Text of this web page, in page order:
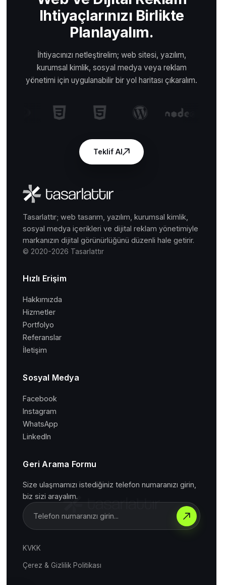
Ihtiyaçlarınızı Birlikte
Planlayalım.
İhtiyacınızı netleştirelim; web sitesi, yazılım,
kurumsal kimlik, sosyal medya veya reklam
yönetimi için uygulanabilir bir yol haritası çıkaralım.
Teklif Al
Tasarlattır; web tasarım, yazılım, kurumsal kimlik,
sosyal medya içerikleri ve dijital reklam yönetimiyle
markanızın dijital görünürlüğünü düzenli hale getirir.
© 2020-2026 Tasarlattır
Hızlı Erişim
Hakkımızda
Hizmetler
Portfolyo
Referanslar
İletişim
Sosyal Medya
Facebook
Instagram
WhatsApp
LinkedIn
Geri Arama Formu
Size ulaşmamızı istediğiniz telefon numaranızı girin,
biz sizi arayalım.
KVKK
Çerez & Gizlilik Politikası